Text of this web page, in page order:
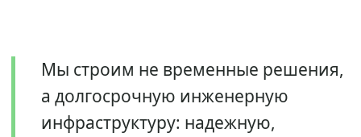
Мы строим не временные решения,
а долгосрочную инженерную
инфраструктуру: надежную,